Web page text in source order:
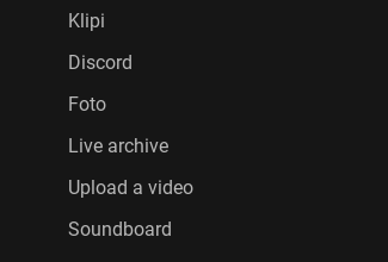
Klipi
Discord
Foto
Live archive
Upload a video
Soundboard